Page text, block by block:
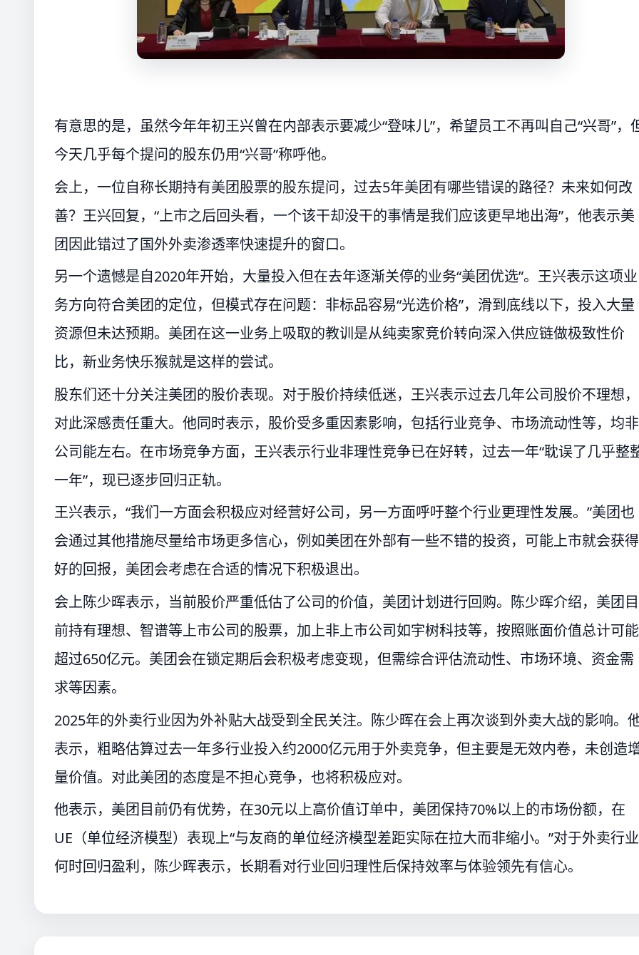
有意思的是，虽然今年年初王兴曾在内部表示要减少“登味儿”，希望员工不再叫自己“兴哥”，
今天几乎每个提问的股东仍用“兴哥”称呼他。
会上，一位自称长期持有美团股票的股东提问，过去5年美团有哪些错误的路径？未来如何改
善？王兴回复，“上市之后回头看，一个该干却没干的事情是我们应该更早地出海”，他表示美
团因此错过了国外外卖渗透率快速提升的窗口。
另一个遗憾是自2020年开始，大量投入但在去年逐渐关停的业务“美团优选”。王兴表示这项业
务方向符合美团的定位，但模式存在问题：非标品容易“光选价格”，滑到底线以下，投入大量
资源但未达预期。美团在这一业务上吸取的教训是从纯卖家竞价转向深入供应链做极致性价
比，新业务快乐猴就是这样的尝试。
股东们还十分关注美团的股价表现。对于股价持续低迷，王兴表示过去几年公司股价不理想，
对此深感责任重大。他同时表示，股价受多重因素影响，包括行业竞争、市场流动性等，均非
公司能左右。在市场竞争方面，王兴表示行业非理性竞争已在好转，过去一年“耽误了几乎整
一年”，现已逐步回归正轨。
王兴表示，“我们一方面会积极应对经营好公司，另一方面呼吁整个行业更理性发展。”美团也
会通过其他措施尽量给市场更多信心，例如美团在外部有一些不错的投资，可能上市就会获得
好的回报，美团会考虑在合适的情况下积极退出。
会上陈少晖表示，当前股价严重低估了公司的价值，美团计划进行回购。陈少晖介绍，美团目
前持有理想、智谱等上市公司的股票，加上非上市公司如宇树科技等，按照账面价值总计可能
超过650亿元。美团会在锁定期后会积极考虑变现，但需综合评估流动性、市场环境、资金需
求等因素。
2025年的外卖行业因为外补贴大战受到全民关注。陈少晖在会上再次谈到外卖大战的影响。
表示，粗略估算过去一年多行业投入约2000亿元用于外卖竞争，但主要是无效内卷，未创造
量价值。对此美团的态度是不担心竞争，也将积极应对。
他表示，美团目前仍有优势，在30元以上高价值订单中，美团保持70%以上的市场份额，在
UE（单位经济模型）表现上“与友商的单位经济模型差距实际在拉大而非缩小。”对于外卖行业
何时回归盈利，陈少晖表示，长期看对行业回归理性后保持效率与体验领先有信心。